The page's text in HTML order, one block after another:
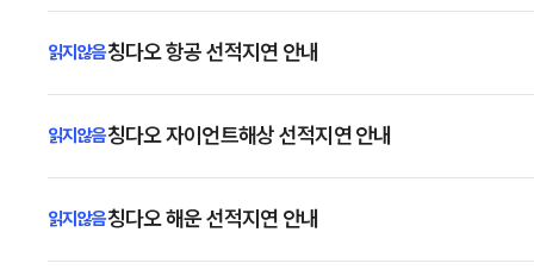
칭다오 항공 선적지연 안내
칭다오 자이언트해상 선적지연 안내
칭다오 해운 선적지연 안내